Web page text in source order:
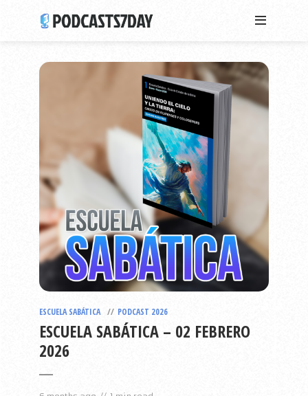
ESCUELA SABÁTICA PODCAST 2026
ESCUELA SABÁTICA – 02 FEBRERO
2026